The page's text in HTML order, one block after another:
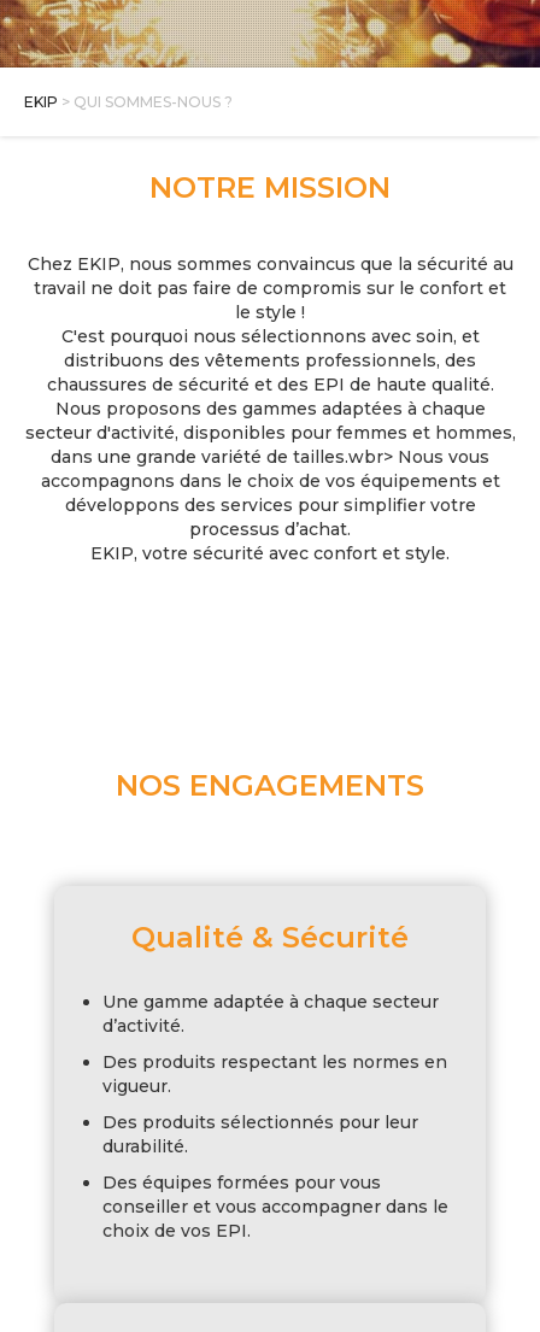
E SHOP
EKIP > QUI SOMMES-NOUS ?
NOTRE MISSION
Chez EKIP, nous sommes convaincus que la sécurité au
travail ne doit pas faire de compromis sur le confort et
le style !
C'est pourquoi nous sélectionnons avec soin, et
distribuons des vêtements professionnels, des
chaussures de sécurité et des EPI de haute qualité.
Nous proposons des gammes adaptées à chaque
secteur d'activité, disponibles pour femmes et hommes,
dans une grande variété de tailles.wbr> Nous vous
accompagnons dans le choix de vos équipements et
développons des services pour simplifier votre
processus d’achat.
EKIP, votre sécurité avec confort et style.
NOS ENGAGEMENTS
Qualité & Sécurité
Une gamme adaptée à chaque secteur
d’activité.
Des produits respectant les normes en
vigueur.
Des produits sélectionnés pour leur
durabilité.
Des équipes formées pour vous
conseiller et vous accompagner dans le
choix de vos EPI.